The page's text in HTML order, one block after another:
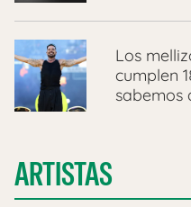
Los
cumplen
sabemos
ARTISTAS